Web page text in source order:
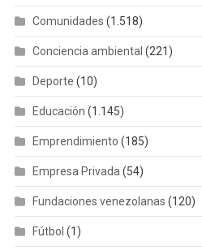
Comunidades (1.518)
Conciencia ambiental (221)
Deporte (10)
Educación (1.145)
Emprendimiento (185)
Empresa Privada (54)
Fundaciones venezolanas (120)
Fútbol (1)